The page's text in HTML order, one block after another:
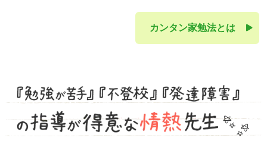
カンタン家勉法とは